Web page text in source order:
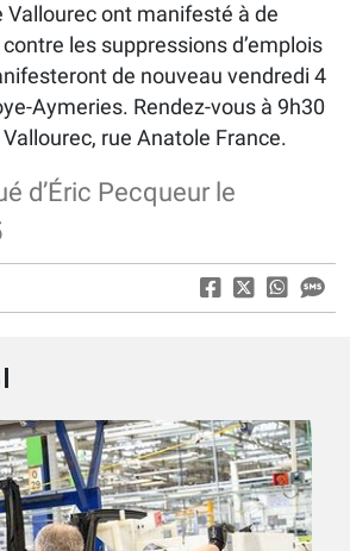
Vallourec ont manifesté à de
les suppressions d’emplois
de nouveau vendredi 4
Aymeries. Rendez-vous à 9h30
rue Anatole France.
d’Éric Pecqueur le